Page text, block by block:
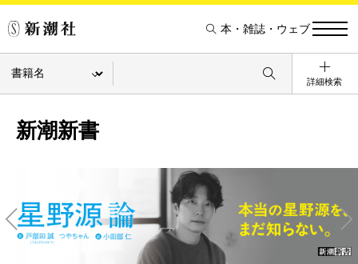
本・雑誌・ウェブ
詳細検索
新潮新書
Ne